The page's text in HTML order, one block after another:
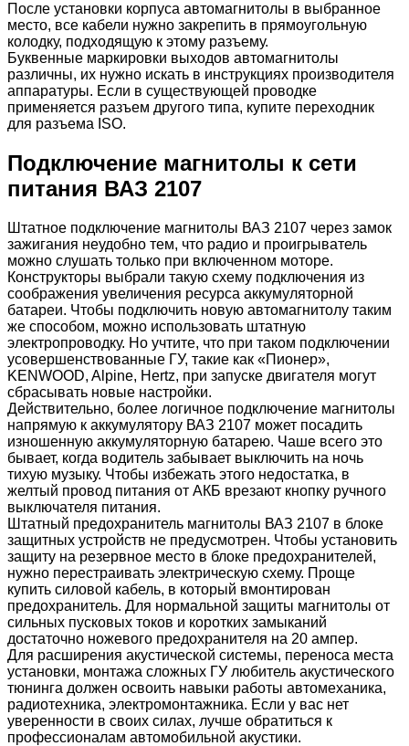
После установки корпуса автомагнитолы в выбранное
место, все кабели нужно закрепить в прямоугольную
колодку, подходящую к этому разъему.
Буквенные маркировки выходов автомагнитолы
различны, их нужно искать в инструкциях производителя
аппаратуры. Если в существующей проводке
применяется разъем другого типа, купите переходник
для разъема ISO.
Подключение магнитолы к сети
питания ВАЗ 2107
Штатное подключение магнитолы ВАЗ 2107 через замок
зажигания неудобно тем, что радио и проигрыватель
можно слушать только при включенном моторе.
Конструкторы выбрали такую схему подключения из
соображения увеличения ресурса аккумуляторной
батареи. Чтобы подключить новую автомагнитолу таким
же способом, можно использовать штатную
электропроводку. Но учтите, что при таком подключении
усовершенствованные ГУ, такие как «Пионер»,
KENWOOD, Alpine, Hertz, при запуске двигателя могут
сбрасывать новые настройки.
Действительно, более логичное подключение магнитолы
напрямую к аккумулятору ВАЗ 2107 может посадить
изношенную аккумуляторную батарею. Чаше всего это
бывает, когда водитель забывает выключить на ночь
тихую музыку. Чтобы избежать этого недостатка, в
желтый провод питания от АКБ врезают кнопку ручного
выключателя питания.
Штатный предохранитель магнитолы ВАЗ 2107 в блоке
защитных устройств не предусмотрен. Чтобы установить
защиту на резервное место в блоке предохранителей,
нужно перестраивать электрическую схему. Проще
купить силовой кабель, в который вмонтирован
предохранитель. Для нормальной защиты магнитолы от
сильных пусковых токов и коротких замыканий
достаточно ножевого предохранителя на 20 ампер.
Для расширения акустической системы, переноса места
установки, монтажа сложных ГУ любитель акустического
тюнинга должен освоить навыки работы автомеханика,
радиотехника, электромонтажника. Если у вас нет
уверенности в своих силах, лучше обратиться к
профессионалам автомобильной акустики.